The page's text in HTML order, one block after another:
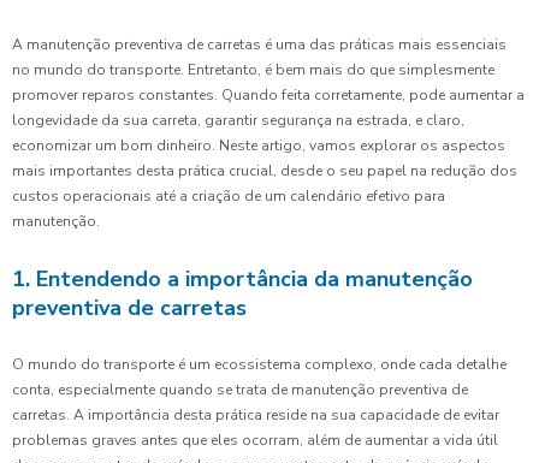
A manutenção preventiva de carretas é uma das práticas mais essenciais
no mundo do transporte. Entretanto, é bem mais do que simplesmente
promover reparos constantes. Quando feita corretamente, pode aumentar a
longevidade da sua carreta, garantir segurança na estrada, e claro,
economizar um bom dinheiro. Neste artigo, vamos explorar os aspectos
mais importantes desta prática crucial, desde o seu papel na redução dos
custos operacionais até a criação de um calendário efetivo para
manutenção.
1. Entendendo a importância da manutenção
preventiva de carretas
O mundo do transporte é um ecossistema complexo, onde cada detalhe
conta, especialmente quando se trata de manutenção preventiva de
carretas. A importância desta prática reside na sua capacidade de evitar
problemas graves antes que eles ocorram, além de aumentar a vida útil